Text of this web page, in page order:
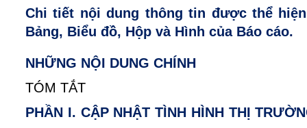
Chi tiết nội dung thông tin được thể
Bảng, Biểu đồ, Hộp và Hình của Báo cáo.
NHỮNG NỘI DUNG CHÍNH
TÓM TẮT
PHẦN I. CẬP NHẬT TÌNH HÌNH THỊ